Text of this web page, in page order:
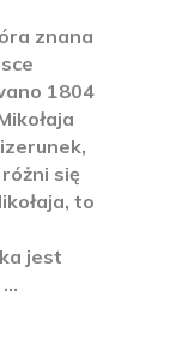
znana
1804
się
to
jest